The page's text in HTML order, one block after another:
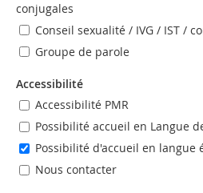
conjugales
Conseil sexualité / IVG / IST /
Groupe de parole
Accessibilité
Accessibilité PMR
Possibilité accueil en Langue
Possibilité d'accueil en langue
Nous contacter